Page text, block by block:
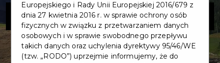
EID-POL
Europejskiego i Rady Unii Europejskiej 2016/679 z
dnia 27 kwietnia 2016 r. w sprawie ochrony osób
fizycznych w związku z przetwarzaniem danych
osobowych i w sprawie swobodnego przepływu
takich danych oraz uchylenia dyrektywy 95/46/WE
(tzw. „RODO”) uprzejmie informujemy, że do